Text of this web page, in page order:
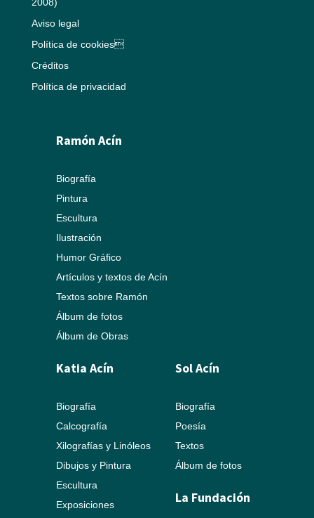
Aviso legal
Política de cookies
Créditos
Política de privacidad
Ramón Acín
Biografía
Pintura
Escultura
Ilustración
Humor Gráfico
Artículos y textos de Acín
Textos sobre Ramón
Álbum de fotos
Álbum de Obras
Katia Acín
Biografía
Calcografía
Xilografías y Linóleos
Dibujos y Pintura
Escultura
Exposiciones
Sol Acín
Biografía
Poesía
Textos
Álbum de fotos
La Fundación